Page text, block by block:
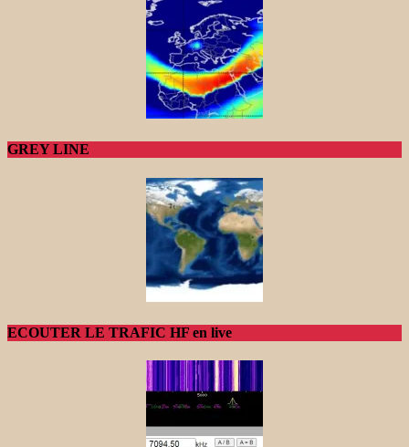
GREY LINE
ECOUTER LE TRAFIC HF en live